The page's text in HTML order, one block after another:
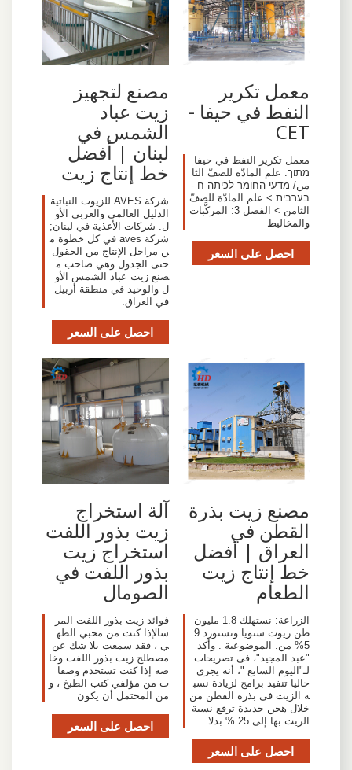
معمل تكرير
النفط في حيفا -
CET
معمل تكرير النفط في حيفا
מתוך: علم المادّة للصفّ الثا
من/ מדעי החומר לכיתה ח -
בערבית > علم المادّة للصفّ
الثامن > الفصل 3: المركَّبات
والمخاليط
احصل على السعر
مصنع لتجهيز
زيت عباد
الشمس في
لبنان | أفضل
خط إنتاج زيت
شركة AVES للزيوت النباتية
الدليل العالمي والعربي الأو
ل. شركات الأغذية في لبنان;
شركة aves في كل خطوة م
ن مراحل الإنتاج من الحقول
حتى الجدول وهي صاحب م
صنع زيت عباد الشمس الأو
ل والوحيد في منطقة أربيل
في العراق.
احصل على السعر
مصنع زيت بذرة
القطن في
العراق | أفضل
خط إنتاج زيت
الطعام
الزراعة: نستهلك 1.8 مليون
طن زيوت سنويا ونستورد 9
5% من. الموضوعية . وأكد
"عبد المجيد"، فى تصريحات
لـ"اليوم السابع "، أنه يجرى
حاليا تنفيذ برامج لزيادة نسب
ة الزيت فى بذرة القطن من
خلال هجن جديدة ترفع نسبة
الزيت بها إلى 25 % بدلا
احصل على السعر
آلة استخراج
زيت بذور اللفت
استخراج زيت
بذور اللفت في
الصومال
فوائد زيت بذور اللفت المر
سالإذا كنت من محبي الطه
ي ، فقد سمعت بلا شك عن
مصطلح زيت بذور اللفت وخا
صة إذا كنت تستخدم وصفا
ت من مؤلفي كتب الطبخ ، و
من المحتمل أن يكون
احصل على السعر